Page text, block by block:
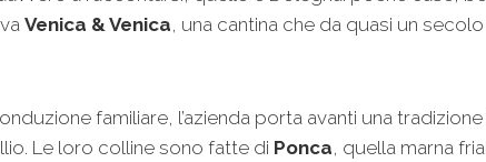
Venica & Venica, una cantina che da quasi un
familiare, l’azienda porta avanti una
Le loro colline sono fatte di Ponca, quella marna